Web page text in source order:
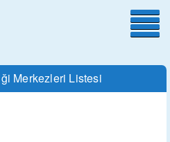
Merkezleri Listesi